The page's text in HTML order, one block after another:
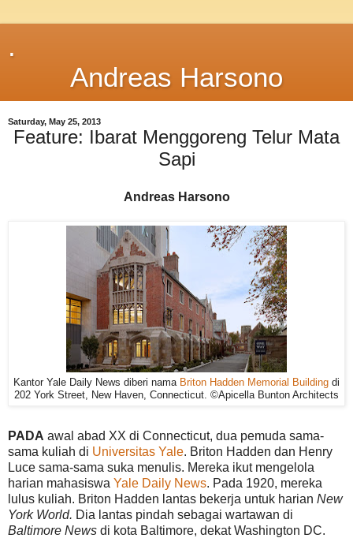
.
Andreas Harsono
Saturday, May 25, 2013
Feature: Ibarat Menggoreng Telur Mata
Sapi
Andreas Harsono
Kantor Yale Daily News diberi nama Briton Hadden Memorial Building di
202 York Street, New Haven, Connecticut. ©Apicella Bunton Architects
PADA awal abad XX di Connecticut, dua pemuda sama-
sama kuliah di Universitas Yale. Briton Hadden dan Henry
Luce sama-sama suka menulis. Mereka ikut mengelola
harian mahasiswa Yale Daily News. Pada 1920, mereka
lulus kuliah. Briton Hadden lantas bekerja untuk harian New
York World. Dia lantas pindah sebagai wartawan di
Baltimore News di kota Baltimore, dekat Washington DC.